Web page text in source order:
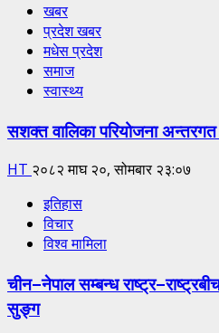
खबर
प्रदेश खबर
मधेस प्रदेश
समाज
स्वास्थ्य
सशक्त वालिका परियोजना
HT २०८२ माघ २०, सोमबार २३:०७
इतिहास
विचार
विश्व मामिला
चीन–नेपाल सम्बन्ध
सुङ्ग